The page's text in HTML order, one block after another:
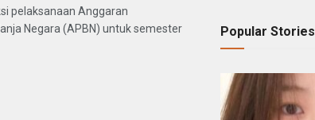
pelaksanaan Anggaran
Negara (APBN) untuk semester
Popular Stories